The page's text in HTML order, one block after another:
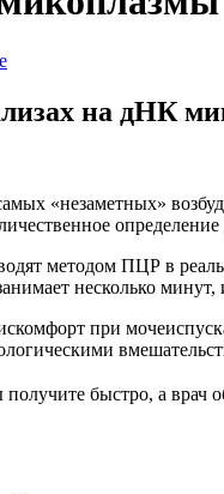
на дНК
«незаметных»
методом ПЦР в
несколько
при
быстро, а